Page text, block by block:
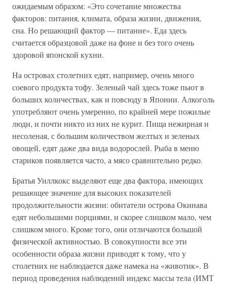
ожидаемым образом: «Это сочетание множества
факторов: питания, климата, образа жизни, движения,
сна. Но решающий фактор — питание». Еда здесь
считается образцовой даже на фоне и без того очень
здоровой японской кухни.
На островах столетних едят, например, очень много
соевого продукта тофу. Зеленый чай здесь тоже пьют в
больших количествах, как и повсюду в Японии. Алкоголь
употребляют очень умеренно, по крайней мере пожилые
люди, и почти никто из них не курит. Пища нежирная и
несоленая, с большим количеством желтых и зеленых
овощей, едят даже два вида водорослей. Рыба в меню
стариков появляется часто, а мясо сравнительно редко.
Братья Уиллкокс выделяют еще два фактора, имеющих
решающее значение для высоких показателей
продолжительности жизни: обитатели острова Окинава
едят небольшими порциями, и скорее слишком мало, чем
слишком много. Кроме того, они отличаются большой
физической активностью. В совокупности все эти
особенности образа жизни приводят к тому, что у
столетних не наблюдается даже намека на «животик». В
период проведения наблюдений индекс массы тела (ИМТ